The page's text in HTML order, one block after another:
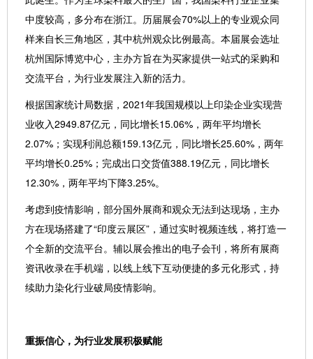
中度较高，多分布在浙江。历届展会70%以上的专业观众同
样来自长三角地区，其中杭州观众比例最高。本届展会选址
杭州国际博览中心，主办方旨在为买家提供一站式的采购和
交流平台，为行业发展注入新的活力。
根据国家统计局数据，2021年我国规模以上印染企业实现营
业收入2949.87亿元，同比增长15.06%，两年平均增长
2.07%；实现利润总额159.13亿元，同比增长25.60%，两年
平均增长0.25%；完成出口交货值388.19亿元，同比增长
12.30%，两年平均下降3.25%。
考虑到疫情影响，部分国外展商和观众无法到达现场，主办
方在现场搭建了“印度云展区”，通过实时视频连线，将打造一
个全新的交流平台。辅以展会推出的电子会刊，将所有展商
资讯收录在手机端，以线上线下互动便捷的多元化形式，持
续助力染化行业破局疫情影响。
重振信心，为行业发展积极赋能